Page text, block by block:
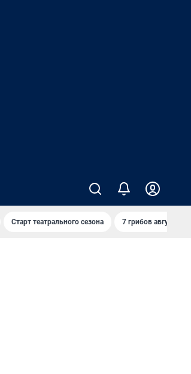
Старт театрального сезона 7 грибов августа